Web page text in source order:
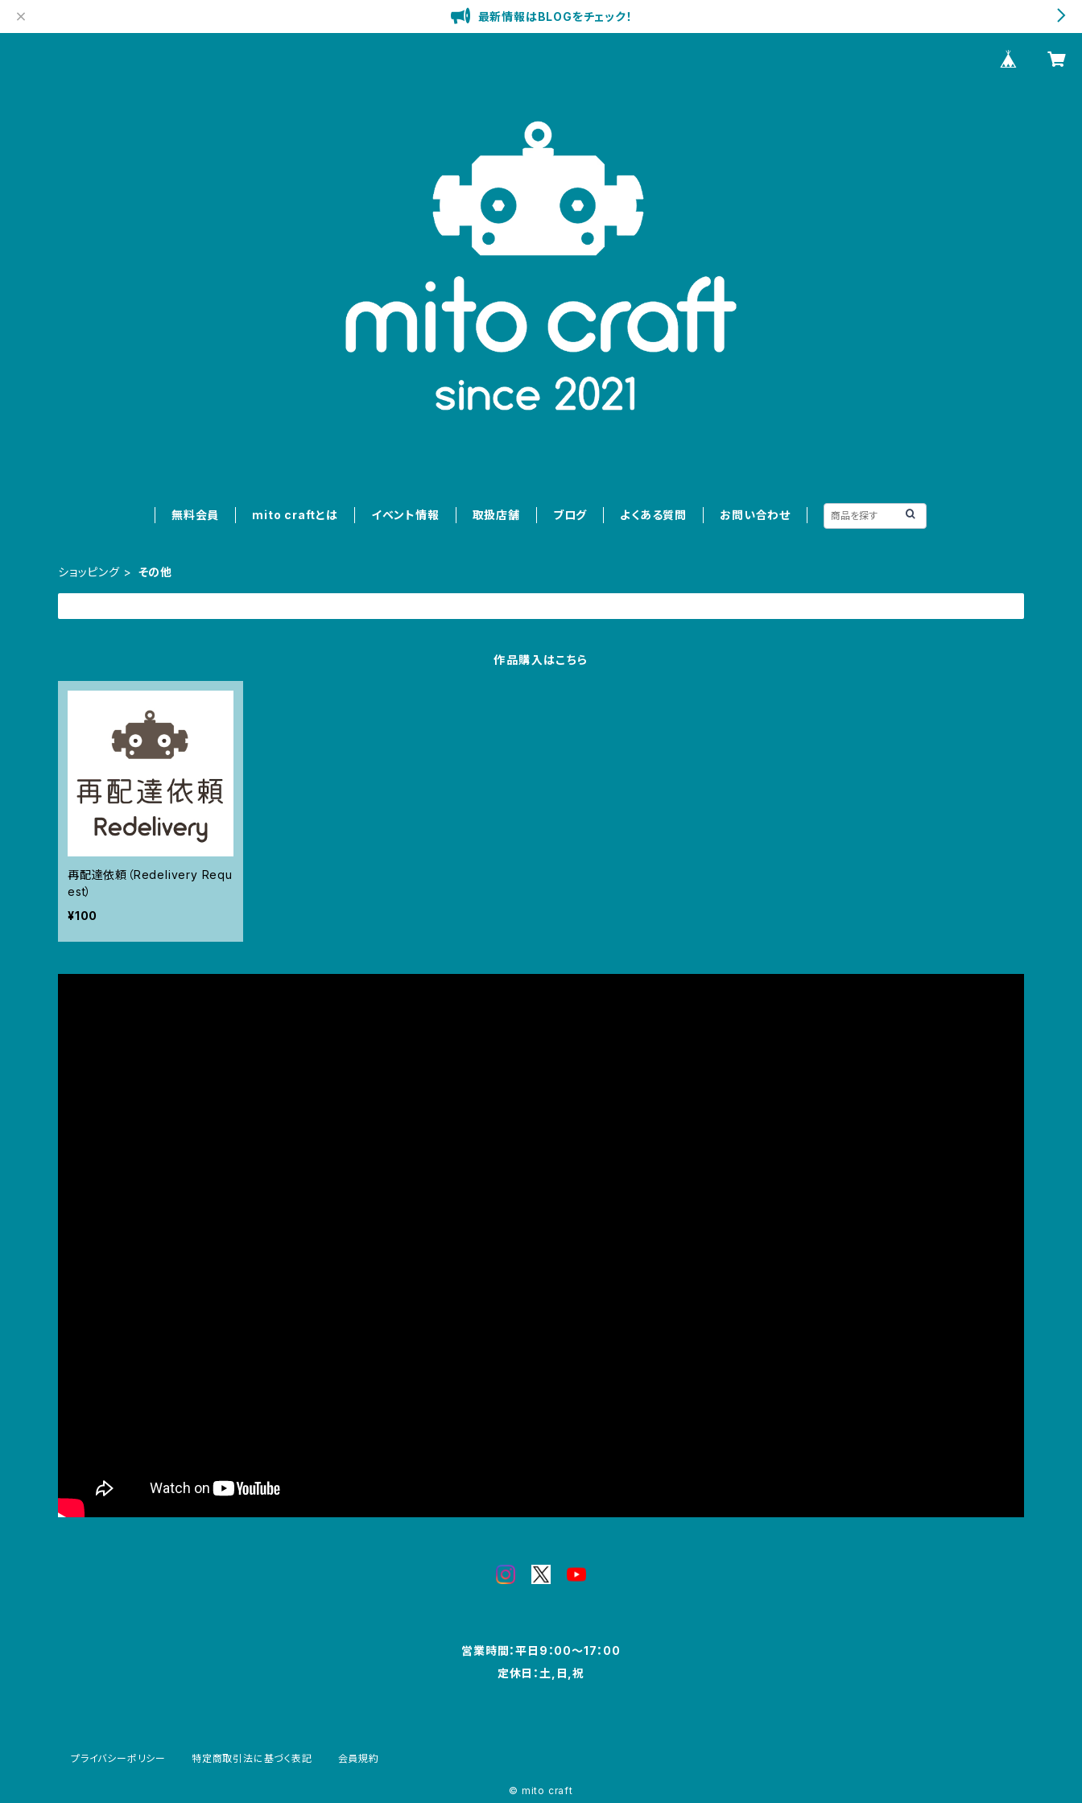
最新情報はBLOGをチェック！
無料会員 mito craftとは イベント情報 取扱店舗 ブログ よくある質問 お問い合わせ
ショッピング その他
作品購入はこちら
再配達依頼（Redelivery Requ
est）
¥100
営業時間：平日9：00～17：00
定休日：土,日,祝
プライバシーポリシー 特定商取引法に基づく表記 会員規約
© mito craft